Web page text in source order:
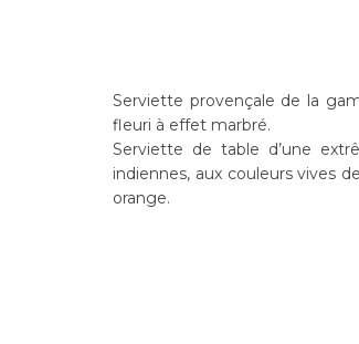
Serviette provençale de la
fleuri à effet marbré.
Serviette de table d’une
indiennes, aux couleurs vives
orange.